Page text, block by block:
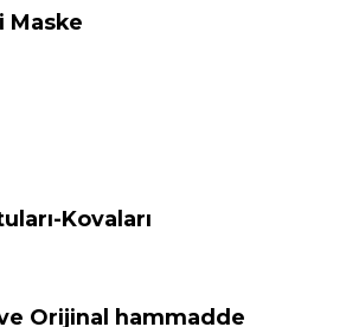
Maske
Kovaları
Orijinal hammadde